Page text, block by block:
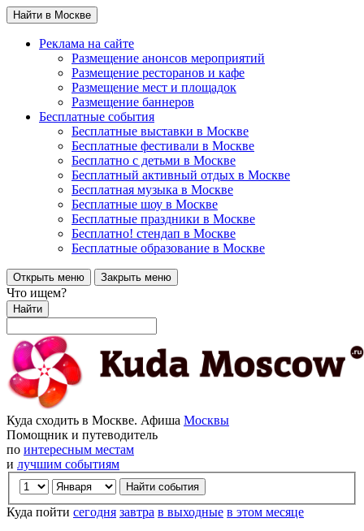
Найти в Москве
Реклама на сайте
Размещение анонсов мероприятий
Размещение ресторанов и кафе
Размещение мест и площадок
Размещение баннеров
Бесплатные события
Бесплатные выставки в Москве
Бесплатные фестивали в Москве
Бесплатно с детьми в Москве
Бесплатный активный отдых в Москве
Бесплатная музыка в Москве
Бесплатные шоу в Москве
Бесплатные праздники в Москве
Бесплатно! стендап в Москве
Бесплатные образование в Москве
Открыть меню Закрыть меню
Что ищем?
Найти
Куда сходить в Москве. Афиша Москвы
Помощник и путеводитель
по интересным местам
и лучшим событиям
Куда пойти сегодня завтра в выходные в этом месяце